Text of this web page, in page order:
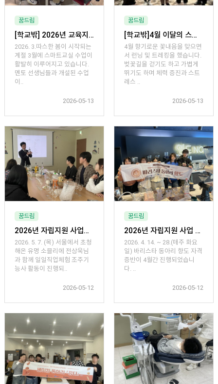
꿈드림
[학교밖] 2026년 교육지원 사업 3월 스마트교실
2026. 3.따스한 봄이 시작되는
계절 3월에 스마트교실 수업이
활발히 이루어지고 있습니다.
멘토 선생님들과 개설된 수업
이..
2026-05-13
꿈드림
[학교밖]4월 이달의 스포츠 '런닝 및 트레킹'
4월 향기로운 꽃내음을 맞으면
서 런닝 및 트레킹을 했습니다.
벚꽃길을 걷기도 하고 가볍게
뛰기도 하며 체력 증진과 스트
레스 ..
2026-05-13
꿈드림
2026년 자립지원 사업「일일직업체험 조주기능사」
2026. 5. 7. (목) 서울에서 초청
해온 유명 소믈리에 전상욱님
과 함께 일일직업체험 조주기
능사 활동이 진행되..
2026-05-12
꿈드림
2026년 자립지원 사업 4월「바리스타 동아리 향도 자격증반」
2026. 4. 14. ~ 28.(매주 화요
일) 바리스타 동아리 향도 자격
증반이 4월간 진행되었습니
다. ..
2026-05-12